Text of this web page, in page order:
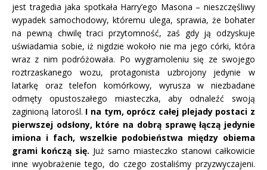
jest tragedia jaka spotkała Harry’ego Masona – nieszczęśliwy
wypadek samochodowy, któremu ulega, sprawia, że bohater
na pewną chwilę traci przytomność, zaś gdy ją odzyskuje
uświadamia sobie, iż nigdzie wokoło nie ma jego córki, która
wraz z nim podróżowała. Po wygramoleniu się ze swojego
roztrzaskanego wozu, protagonista uzbrojony jedynie w
latarkę oraz telefon komórkowy, wyrusza w niezbadane
odmęty opustoszałego miasteczka, aby odnaleźć swoją
zaginioną latorośl. I na tym, oprócz całej plejady postaci z
pierwszej odsłony, które na dobrą sprawę łączą jedynie
imiona i fach, wszelkie podobieństwa między obiema
grami kończą się. Już samo miasteczko stanowi całkowicie
inne wyobrażenie tego, do czego zostaliśmy przyzwyczajeni.